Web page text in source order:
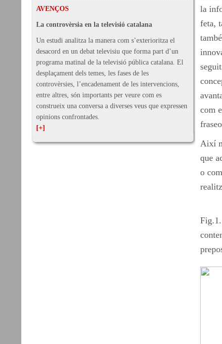
AVENÇOS
La controvèrsia en la televisió catalana
Un estudi analitza la manera com s’exterioritza el
desacord en un debat televisiu que forma part d’un
programa matinal de la televisió pública catalana. El
desplaçament dels temes, les fases de les
controvèrsies, l’encadenament de les intervencions,
entre altres, són importants per veure com es
construeix una conversa a diverses veus que expressen
opinions confrontades.
[+]
la
feta,
com
Així
que
o